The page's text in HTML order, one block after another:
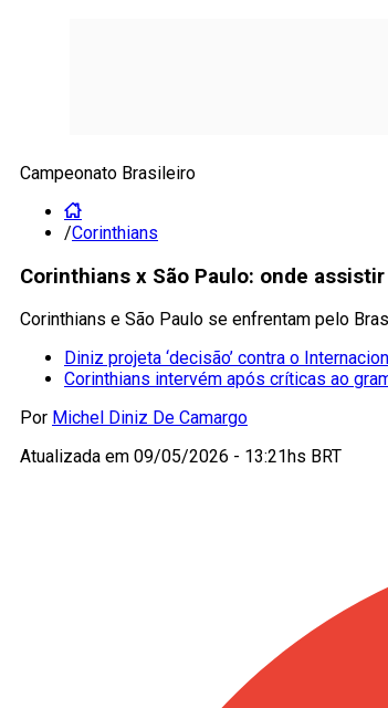
Campeonato Brasileiro
/Corinthians
Corinthians x São Paulo: onde
Corinthians e São Paulo se enfrentam pelo
Diniz projeta ‘decisão’ contra o
Corinthians intervém após críticas ao
Por Michel Diniz De Camargo
Atualizada em 09/05/2026 - 13:21hs BRT